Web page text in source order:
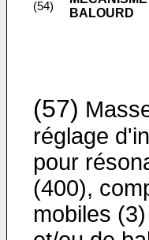
(54)
BALOURD
(57)
réglage
pour
(400),
mobiles